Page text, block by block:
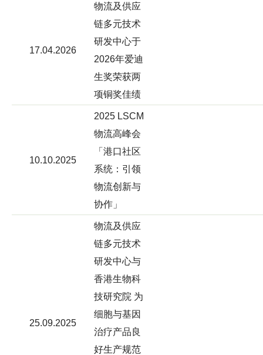
17.04.2026
物流及供应
链多元技术
研发中心于
2026年爱迪
生奖荣获两
项铜奖佳绩
10.10.2025
2025 LSCM
物流高峰会
「港口社区
系统：引领
物流创新与
协作」
25.09.2025
物流及供应
链多元技术
研发中心与
香港生物科
技研究院 为
细胞与基因
治疗产品良
好生产规范